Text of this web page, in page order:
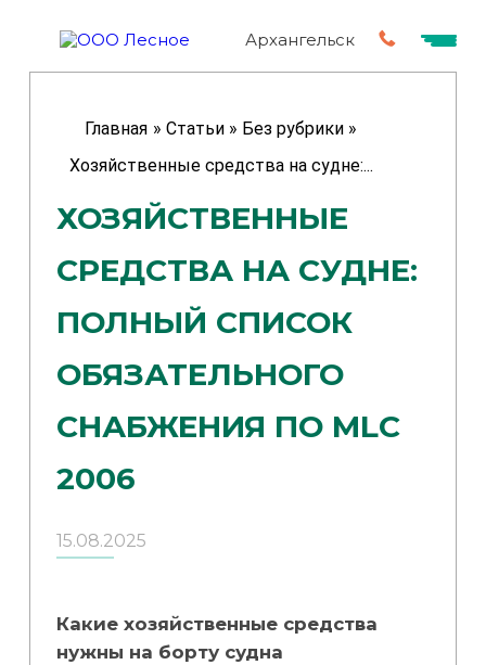
Архангельск
Главная » Статьи » Без рубрики »
Хозяйственные средства на судне:...
ХОЗЯЙСТВЕННЫЕ
СРЕДСТВА НА СУДНЕ:
ПОЛНЫЙ СПИСОК
ОБЯЗАТЕЛЬНОГО
СНАБЖЕНИЯ ПО MLC
2006
15.08.2025
Какие хозяйственные средства
нужны на борту судна